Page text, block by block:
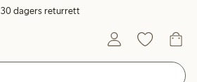
30 dagers returrett